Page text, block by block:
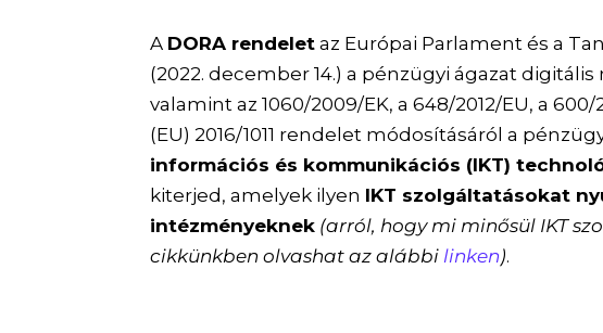
A DORA rendelet az Európai Parlament és a
(2022. december 14.) a pénzügyi ágazat
valamint az 1060/2009/EK, a 648/2012/EU, a 600/
(EU) 2016/1011 rendelet módosításáról a
információs és kommunikációs (IKT)
kiterjed, amelyek ilyen IKT szolgáltatásokat
intézményeknek (arról, hogy mi minősül IKT
cikkünkben olvashat az alábbi linken).